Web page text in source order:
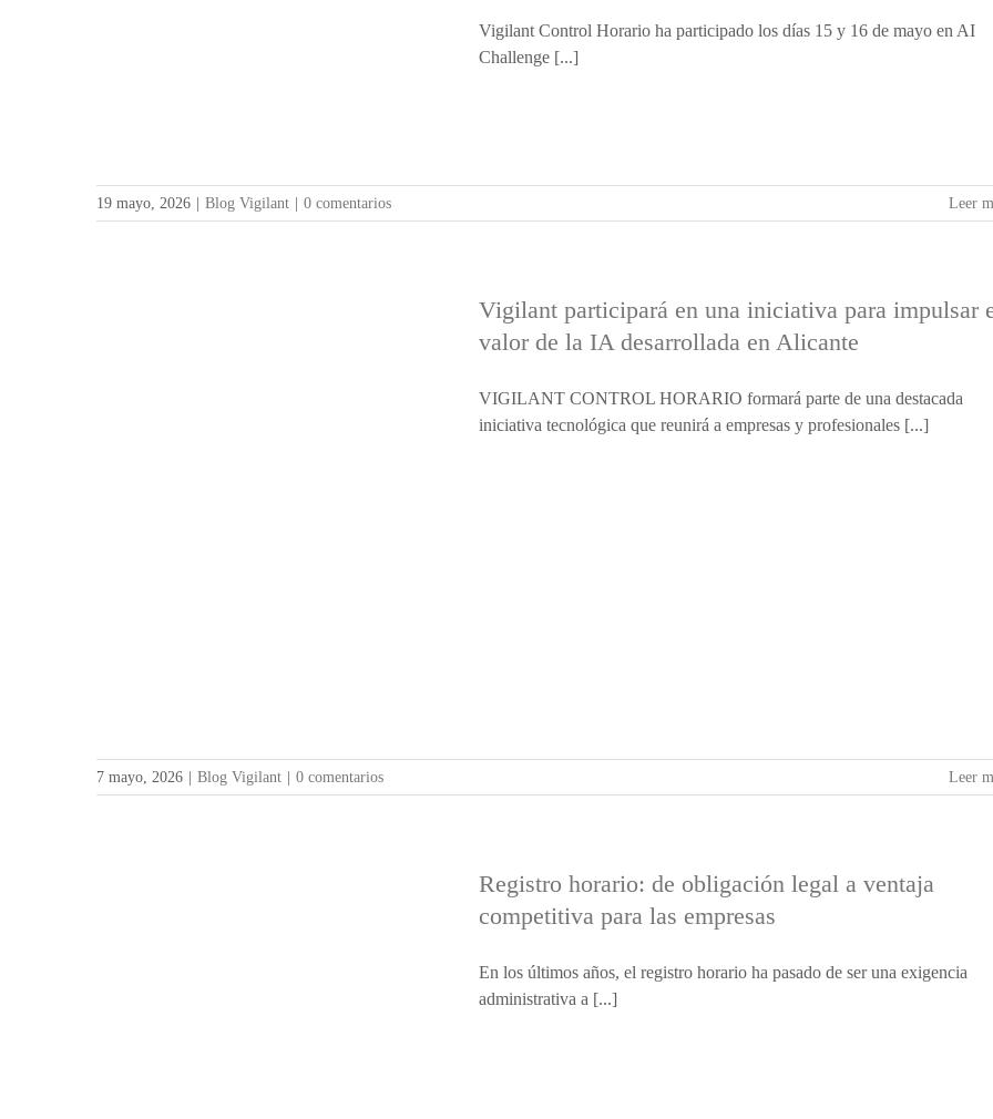
Vigilant Control Horario ha participado los días 15 y 16 de mayo en AI
Challenge [...]
19 mayo, 2026 | Blog Vigilant | 0 comentarios Leer
Vigilant participará en una iniciativa para impulsar
valor de la IA desarrollada en Alicante
VIGILANT CONTROL HORARIO formará parte de una destacada
iniciativa tecnológica que reunirá a empresas y profesionales [...]
7 mayo, 2026 | Blog Vigilant | 0 comentarios Leer
Registro horario: de obligación legal a ventaja
competitiva para las empresas
En los últimos años, el registro horario ha pasado de ser una exigencia
administrativa a [...]